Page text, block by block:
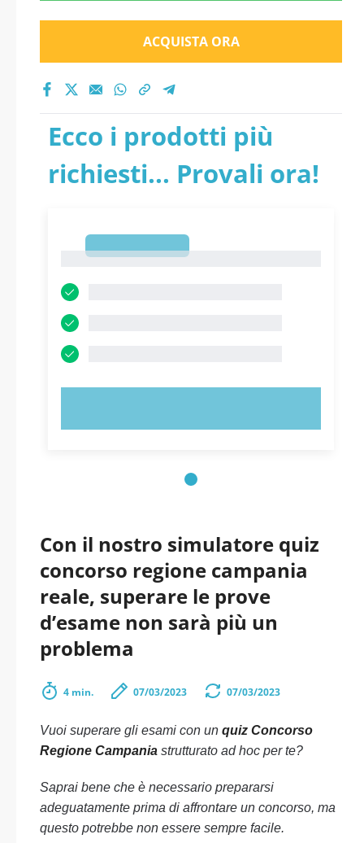
ACQUISTA ORA
Ecco i prodotti più
richiesti... Provali ora!
Con il nostro simulatore quiz
concorso regione campania
reale, superare le prove
d’esame non sarà più un
problema
4 min. 07/03/2023 07/03/2023
Vuoi superare gli esami con un quiz Concorso
Regione Campania strutturato ad hoc per te?
Saprai bene che è necessario prepararsi
adeguatamente prima di affrontare un concorso, ma
questo potrebbe non essere sempre facile.